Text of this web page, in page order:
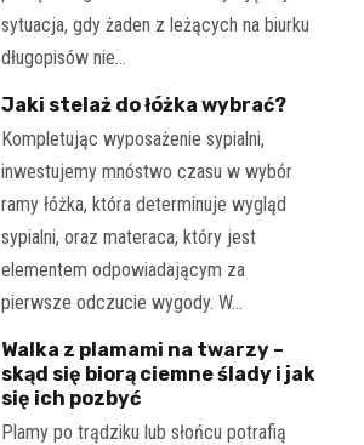
sytuacja, gdy żaden z leżących na biurku
długopisów nie…
Jaki stelaż do łóżka wybrać?
Kompletując wyposażenie sypialni,
inwestujemy mnóstwo czasu w wybór
ramy łóżka, która determinuje wygląd
sypialni, oraz materaca, który jest
elementem odpowiadającym za
pierwsze odczucie wygody. W…
Walka z plamami na twarzy –
skąd się biorą ciemne ślady i jak
się ich pozbyć
Plamy po trądziku lub słońcu potrafią